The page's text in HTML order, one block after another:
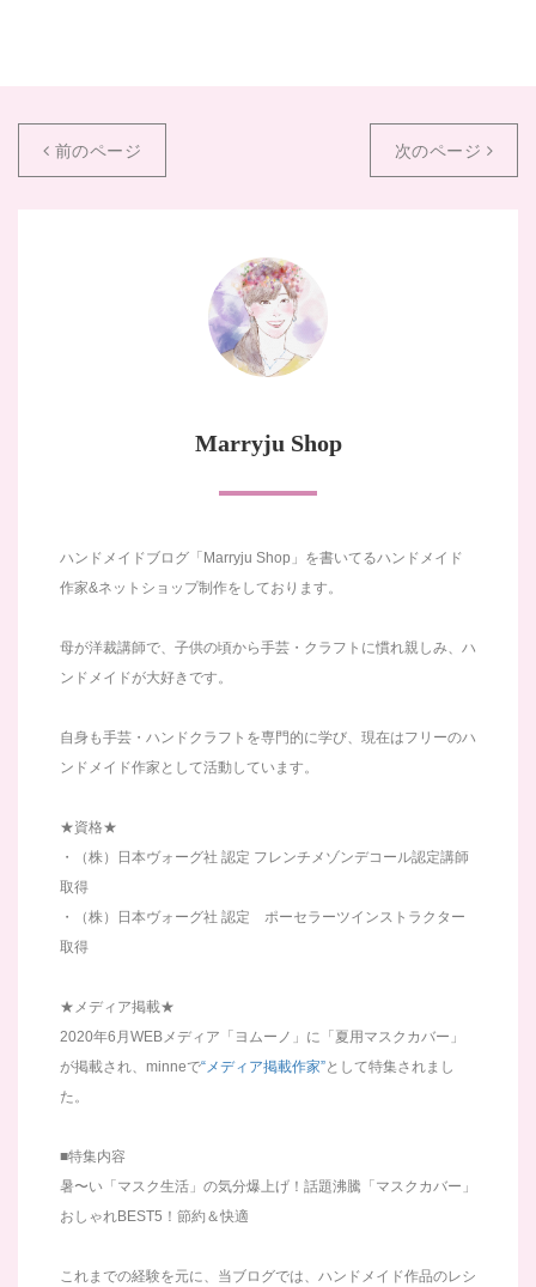
前のページ 次のページ
Marryju Shop
ハンドメイドブログ「Marryju Shop」を書いてるハンドメイド
作家&ネットショップ制作をしております。
母が洋裁講師で、子供の頃から手芸・クラフトに慣れ親しみ、ハ
ンドメイドが大好きです。
自身も手芸・ハンドクラフトを専門的に学び、現在はフリーのハ
ンドメイド作家として活動しています。
★資格★
・（株）日本ヴォーグ社 認定 フレンチメゾンデコール認定講師
取得
・（株）日本ヴォーグ社 認定 ポーセラーツインストラクター
取得
★メディア掲載★
2020年6月WEBメディア「ヨムーノ」に「夏用マスクカバー」
が掲載され、minneで“メディア掲載作家”として特集されまし
た。
■特集内容
暑〜い「マスク生活」の気分爆上げ！話題沸騰「マスクカバー」
おしゃれBEST5！節約＆快適
これまでの経験を元に、当ブログでは、ハンドメイド作品のレシ